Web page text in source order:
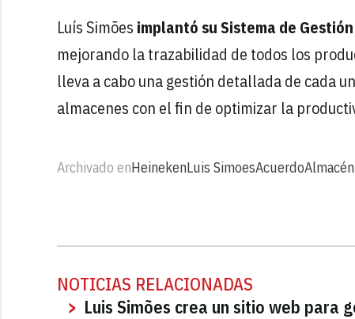
Luís Simões implantó su Sistema de
mejorando la trazabilidad de todos los
lleva a cabo una gestión detallada de cada
almacenes con el fin de optimizar la
Archivado enHeinekenLuis SimoesAcuerdoAlmacén
NOTICIAS RELACIONADAS
Luis Simões crea un sitio web para